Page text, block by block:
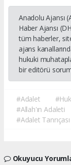
Anadolu Ajansı
Haber Ajansı
tüm haberler,
ajans
hukuki
bir editörü
#Adalet
#Allah'ın Adaleti
#Adalet Tanrıçası
Okuyucu